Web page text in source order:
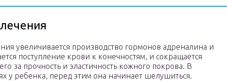
увеличивается производство гормонов адреналина и
поступление крови к конечностям, и сокращается
за прочность и эластичность кожного покрова. В
у ребенка, перед этим она начинает шелушиться.